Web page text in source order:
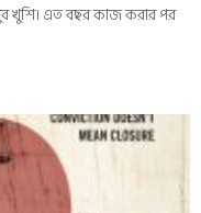
খুশি। এত বছর কাজ করার পর